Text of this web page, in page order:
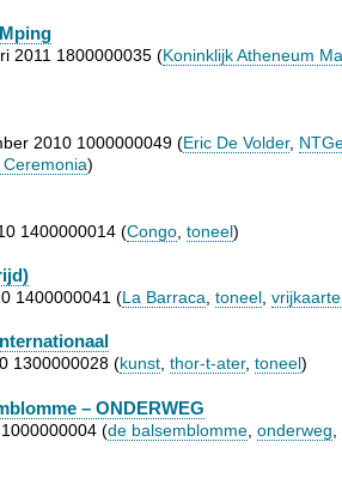
2011 1800000035 (Koninklijk Atheneum
2010 1000000049 (Eric De Volder,
)
1400000014 (Congo toneel)
1400000041 (La Barraca toneel
1300000028 (kunst, thor-t-ater, toneel)
– ONDERWEG
(de balsemblomme onderweg